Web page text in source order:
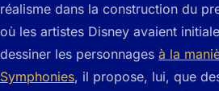
réalisme dans la construction du
où les artistes Disney avaient
dessiner les personnages à la
Symphonies, il propose, lui, que